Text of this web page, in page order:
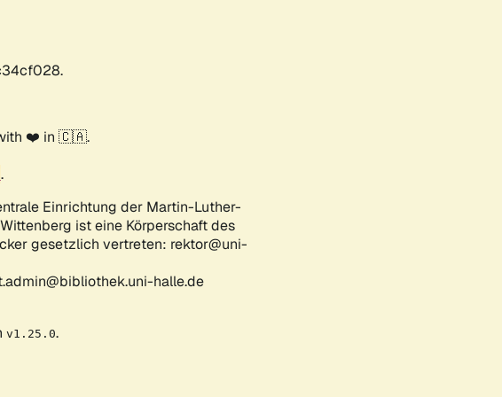
❤️ in 🇨🇦.
.
Einrichtung der Martin-Luther-
ist eine Körperschaft des
gesetzlich vertreten: rektor@uni-
halle.de
v1.25.0.